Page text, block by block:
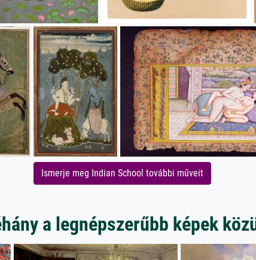
Ismerje meg Indian School további műveit
a legnépszerűbb képek